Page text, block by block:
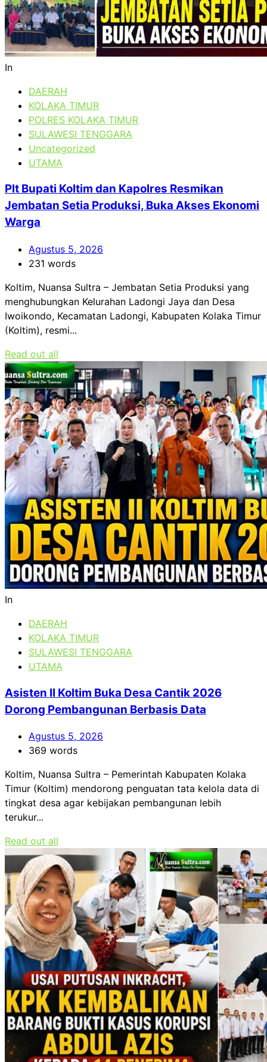
In
DAERAH
KOLAKA TIMUR
POLRES KOLAKA TIMUR
SULAWESI TENGGARA
Uncategorized
UTAMA
Plt Bupati Koltim dan Kapolres Resmikan
Jembatan Setia Produksi, Buka Akses Ekonomi
Warga
Agustus 5, 2026
231 words
Koltim, Nuansa Sultra – Jembatan Setia Produksi yang
menghubungkan Kelurahan Ladongi Jaya dan Desa
Iwoikondo, Kecamatan Ladongi, Kabupaten Kolaka Timur
(Koltim), resmi...
Read out all
In
DAERAH
KOLAKA TIMUR
SULAWESI TENGGARA
UTAMA
Asisten II Koltim Buka Desa Cantik 2026
Dorong Pembangunan Berbasis Data
Agustus 5, 2026
369 words
Koltim, Nuansa Sultra – Pemerintah Kabupaten Kolaka
Timur (Koltim) mendorong penguatan tata kelola data di
tingkat desa agar kebijakan pembangunan lebih
terukur...
Read out all